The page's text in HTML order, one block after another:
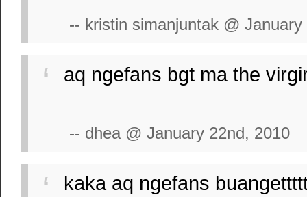
-- kristin simanjuntak @
aq ngefans bgt ma the
-- dhea @ January 22nd, 2010
kaka aq ngefans